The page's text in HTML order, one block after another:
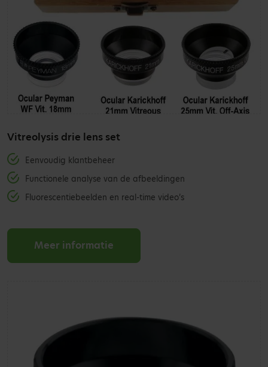
Vitreolysis drie lens set
Eenvoudig klantbeheer
Functionele analyse van de afbeeldingen
Fluorescentiebeelden en real-time video’s
Meer informatie